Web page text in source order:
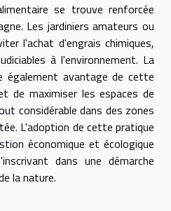
se trouve renforcée
Les jardiniers amateurs ou
l'achat d'engrais chimiques,
à l'environnement. La
également avantage de cette
de maximiser les espaces de
considérable dans des zones
L'adoption de cette pratique
économique et écologique
dans une démarche
la nature.